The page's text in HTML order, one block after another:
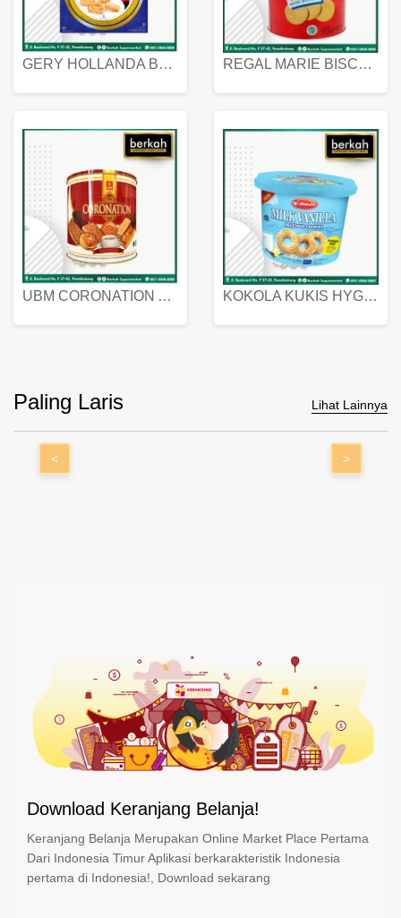
GERY HOLLANDA BUTTER COOKIES 450 GRAM REGAL MARIE BISCUIT KALENG 550 GRAM
UBM CORONATION ASSORTED BISKUIT KALENG 450 GRAM KOKOLA KUKIS HYGIENIC MILK VANILLA PACK 320 GR
Paling Laris Lihat Lainnya
< >
Download Keranjang Belanja!
Keranjang Belanja Merupakan Online Market Place Pertama
Dari Indonesia Timur Aplikasi berkarakteristik Indonesia
pertama di Indonesia!, Download sekarang